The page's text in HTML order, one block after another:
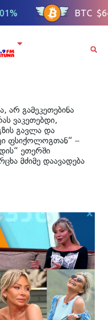
არ გამეკეთებინა
ვაკეთებდი,
გავლა და
ფსიქოლოგთან“ –
ეთერში
მძიმე დაავადება